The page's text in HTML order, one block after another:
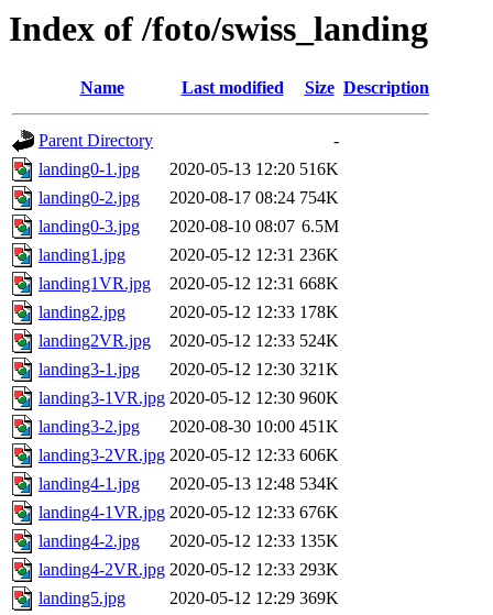
Index of /foto/swiss_landing
Name Last modified Size Description
Parent Directory
-
landing0-1.jpg
2020-05-13 12:20 516K
landing0-2.jpg
2020-08-17 08:24 754K
landing0-3.jpg
2020-08-10 08:07 6.5M
landing1.jpg
2020-05-12 12:31 236K
landing1VR.jpg
2020-05-12 12:31 668K
landing2.jpg
2020-05-12 12:33 178K
landing2VR.jpg
2020-05-12 12:33 524K
landing3-1.jpg
2020-05-12 12:30 321K
landing3-1VR.jpg 2020-05-12 12:30 960K
landing3-2.jpg
2020-08-30 10:00 451K
landing3-2VR.jpg 2020-05-12 12:33 606K
landing4-1.jpg
2020-05-13 12:48 534K
landing4-1VR.jpg 2020-05-12 12:33 676K
landing4-2.jpg
2020-05-12 12:33 135K
landing4-2VR.jpg 2020-05-12 12:33 293K
landing5.jpg
2020-05-12 12:29 369K